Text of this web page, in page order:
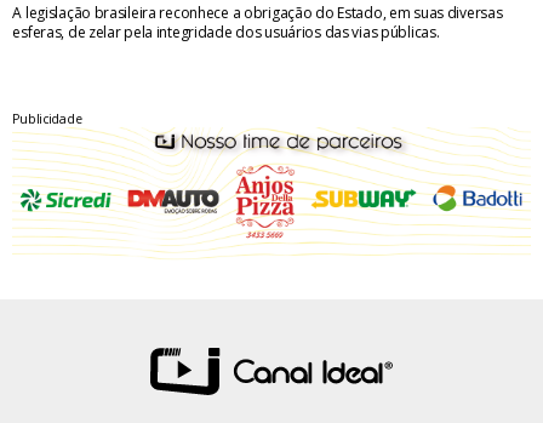
A legislação brasileira reconhece a obrigação do Estado, em suas diversas
esferas, de zelar pela integridade dos usuários das vias públicas.
Publicidade